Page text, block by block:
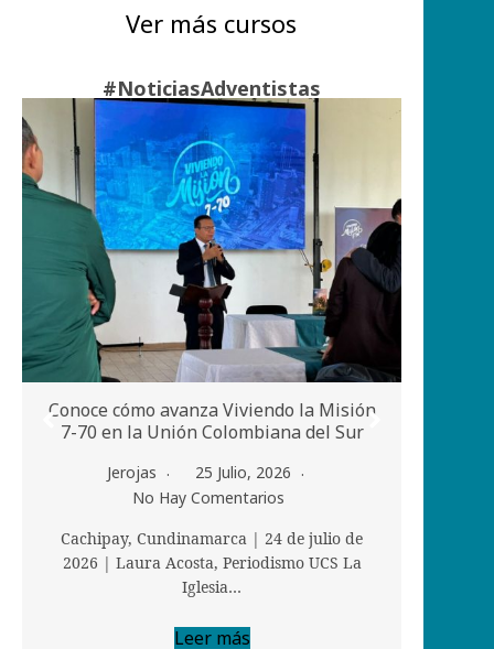
Ver más cursos
#NoticiasAdventistas
Conoce cómo avanza Viviendo la Misión
7-70 en la Unión Colombiana del Sur
Jerojas
25 Julio, 2026
No Hay Comentarios
Cachipay, Cundinamarca | 24 de julio de
2026 | Laura Acosta, Periodismo UCS La
Iglesia…
Leer más